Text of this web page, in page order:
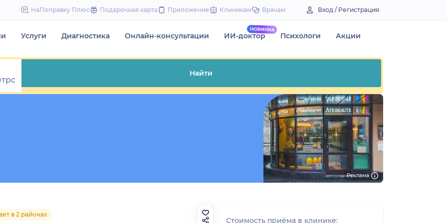
to
НаПоправку Плюс Подарочная карта Приложение Клиникам Врачам Вход / Регистрация
Услуги Диагностика Онлайн-консультации ИИ-доктор Психологи Акции
Найти
в 2 районах
Стоимость приёма в клинике:
Реклама